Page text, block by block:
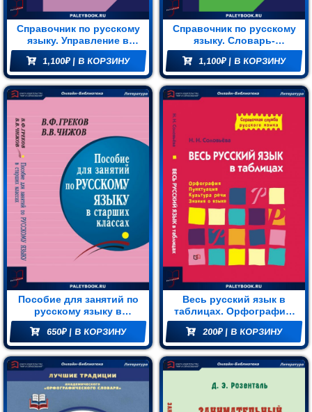
Справочник по русскому
языку. Управление в
русском языке
1,100₽ | В КОРЗИНУ
Справочник по русскому
языку. Словарь-
справочник
лингвистических
терминов
1,100₽ | В КОРЗИНУ
Пособие для занятий по
русскому языку в
старших классах
650₽ | В КОРЗИНУ
Весь русский язык в
таблицах. Орфография,
пунктуация, культура
речи, знания о языке
200₽ | В КОРЗИНУ